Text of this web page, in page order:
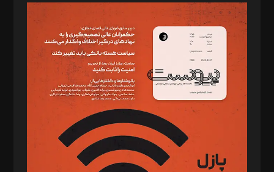
مدیر مسئول: محمدباقر اثنی‌عشری
سردبیر: مهرک محمودی
دبیر تحریریه: میثم قاسمی
د‌بیر ناداستان: سمانه سمیع
د‌بیر خدمت و تجارت: ابوالفضل رجبی
د‌بیر حقوق فناوری: حسام‌الدین ایپکچی
د‌بیر پیوست جهان: مینا پاکدل
د‌بیر تحریریه آنلاین: بابک نقاش
تحریریه‌: مجتبی محمود‌ی، آرش برهمند، یسنا امان‌پور، سروش کرمیان،
مصطفی مسجدی آرانی، ابوالفضل رجبی، زهرا فکرانه، فائزه فتحی